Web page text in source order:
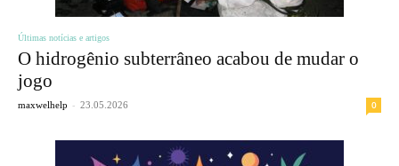
Últimas notícias e artigos
O hidrogênio subterrâneo acabou de mudar o
jogo
maxwelhelp - 23.05.2026 0